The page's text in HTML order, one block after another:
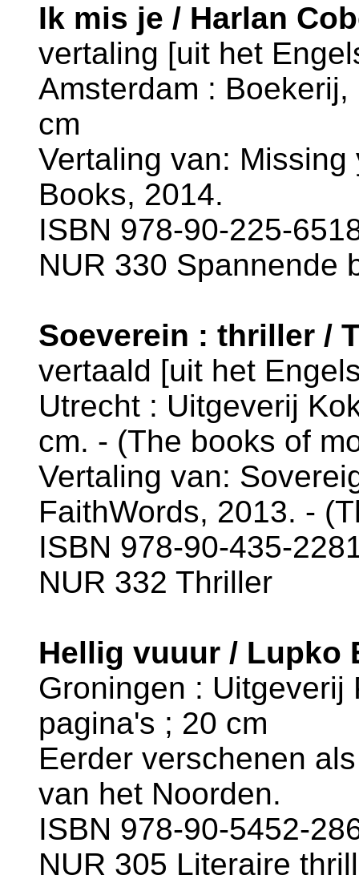
Ik mis je / Harlan
vertaling [uit het
Amsterdam :
cm
Vertaling van:
Books, 2014.
ISBN 978-90-225-
NUR 330 Spannende
Soeverein : thriller /
vertaald [uit het
Utrecht : Uitgeverij
cm. - (The books of
Vertaling van:
FaithWords, 2013. -
ISBN 978-90-435-
NUR 332 Thriller
Hellig vuuur / Lupko
Groningen : Uitgeverij
pagina's ; 20 cm
Eerder verschenen
van het Noorden.
ISBN 978-90-5452-
NUR 305 Literaire